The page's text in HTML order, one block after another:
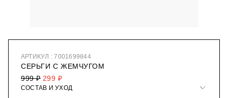
АРТИКУЛ : 7001699844
СЕРЬГИ С ЖЕМЧУГОМ
299 ₽
999 ₽
СОСТАВ И УХОД